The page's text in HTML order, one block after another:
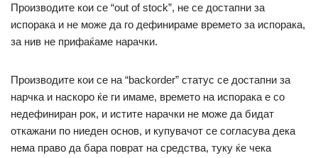
Производите кои се “out of stock”, не се достапни за
испорака и не може да го дефинираме времето за испорака,
за нив не прифаќаме нарачки.
Производите кои се на “backorder” статус се достапни за
нарчка и наскоро ќе ги имаме, времето на испорака е со
недефиниран рок, и истите нарачки не може да бидат
откажани по ниеден основ, и купувачот се согласува дека
нема право да бара поврат на средства, туку ќе чека